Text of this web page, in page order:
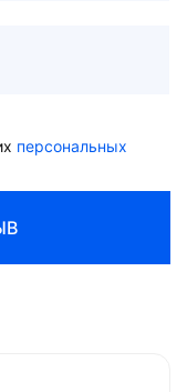
персональных